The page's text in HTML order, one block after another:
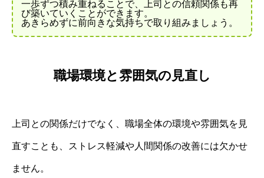
一歩ずつ積み重ねることで、上司との信頼関係も再
び築いていくことができます。
あきらめずに前向きな気持ちで取り組みましょう。
職場環境と雰囲気の見直し
上司との関係だけでなく、職場全体の環境や雰囲気を見
直すことも、ストレス軽減や人間関係の改善には欠かせ
ません。